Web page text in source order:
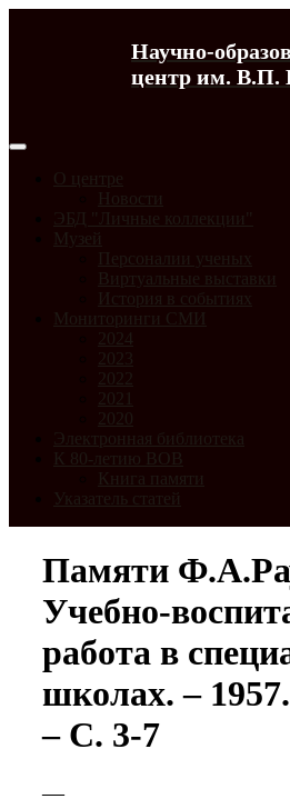
Научно-
центр им. В.П.
О центре
Новости
ЭБД "Личные коллекции"
Музей
Персоналии ученых
Виртуальные выставки
История в событиях
Мониторинги СМИ
2024
2023
2022
2021
2020
Электронная библиотека
К 80-летию ВОВ
Книга памяти
Указатель статей
Памяти
Учебно-
работа в
школах. –
– С. 3-7
—